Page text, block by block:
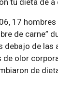
17
de carne”
debajo de las
olor
de